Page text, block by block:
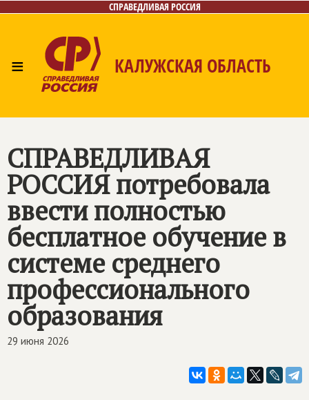
СПРАВЕДЛИВАЯ РОССИЯ
≡ КАЛУЖСКАЯ ОБЛАСТЬ
Контакты
СПРАВЕДЛИВАЯ
РОССИЯпотребовала
ввести полностью
бесплатное обучение в
системе среднего
профессионального
образования
29 июня 2026